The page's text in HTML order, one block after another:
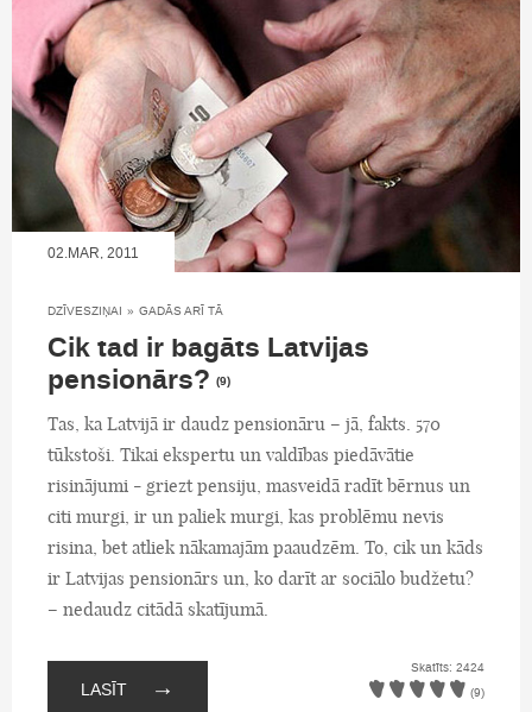
02.MAR, 2011
DZĪVESZIŅAI » GADĀS ARĪ TĀ
Cik tad ir bagāts Latvijas
pensionārs? (9)
Tas, ka Latvijā ir daudz pensionāru – jā, fakts. 570
tūkstoši. Tikai ekspertu un valdības piedāvātie
risinājumi - griezt pensiju, masveidā radīt bērnus un
citi murgi, ir un paliek murgi, kas problēmu nevis
risina, bet atliek nākamajām paaudzēm. To, cik un kāds
ir Latvijas pensionārs un, ko darīt ar sociālo budžetu?
– nedaudz citādā skatījumā.
LASĪT →
Skatīts: 2424
(9)